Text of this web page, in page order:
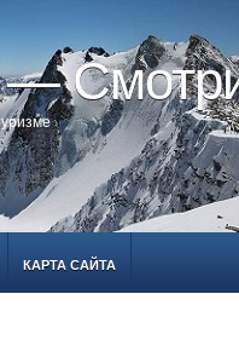
—
КАРТА САЙТА